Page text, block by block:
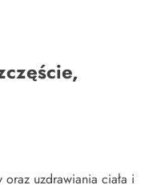
uzdrawiania ciała i